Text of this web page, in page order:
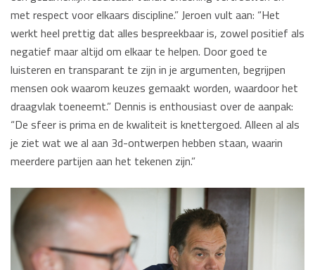
met respect voor elkaars discipline.” Jeroen vult aan: “Het
werkt heel prettig dat alles bespreekbaar is, zowel positief als
negatief maar altijd om elkaar te helpen. Door goed te
luisteren en transparant te zijn in je argumenten, begrijpen
mensen ook waarom keuzes gemaakt worden, waardoor het
draagvlak toeneemt.” Dennis is enthousiast over de aanpak:
“De sfeer is prima en de kwaliteit is knettergoed. Alleen al als
je ziet wat we al aan 3d-ontwerpen hebben staan, waarin
meerdere partijen aan het tekenen zijn.”